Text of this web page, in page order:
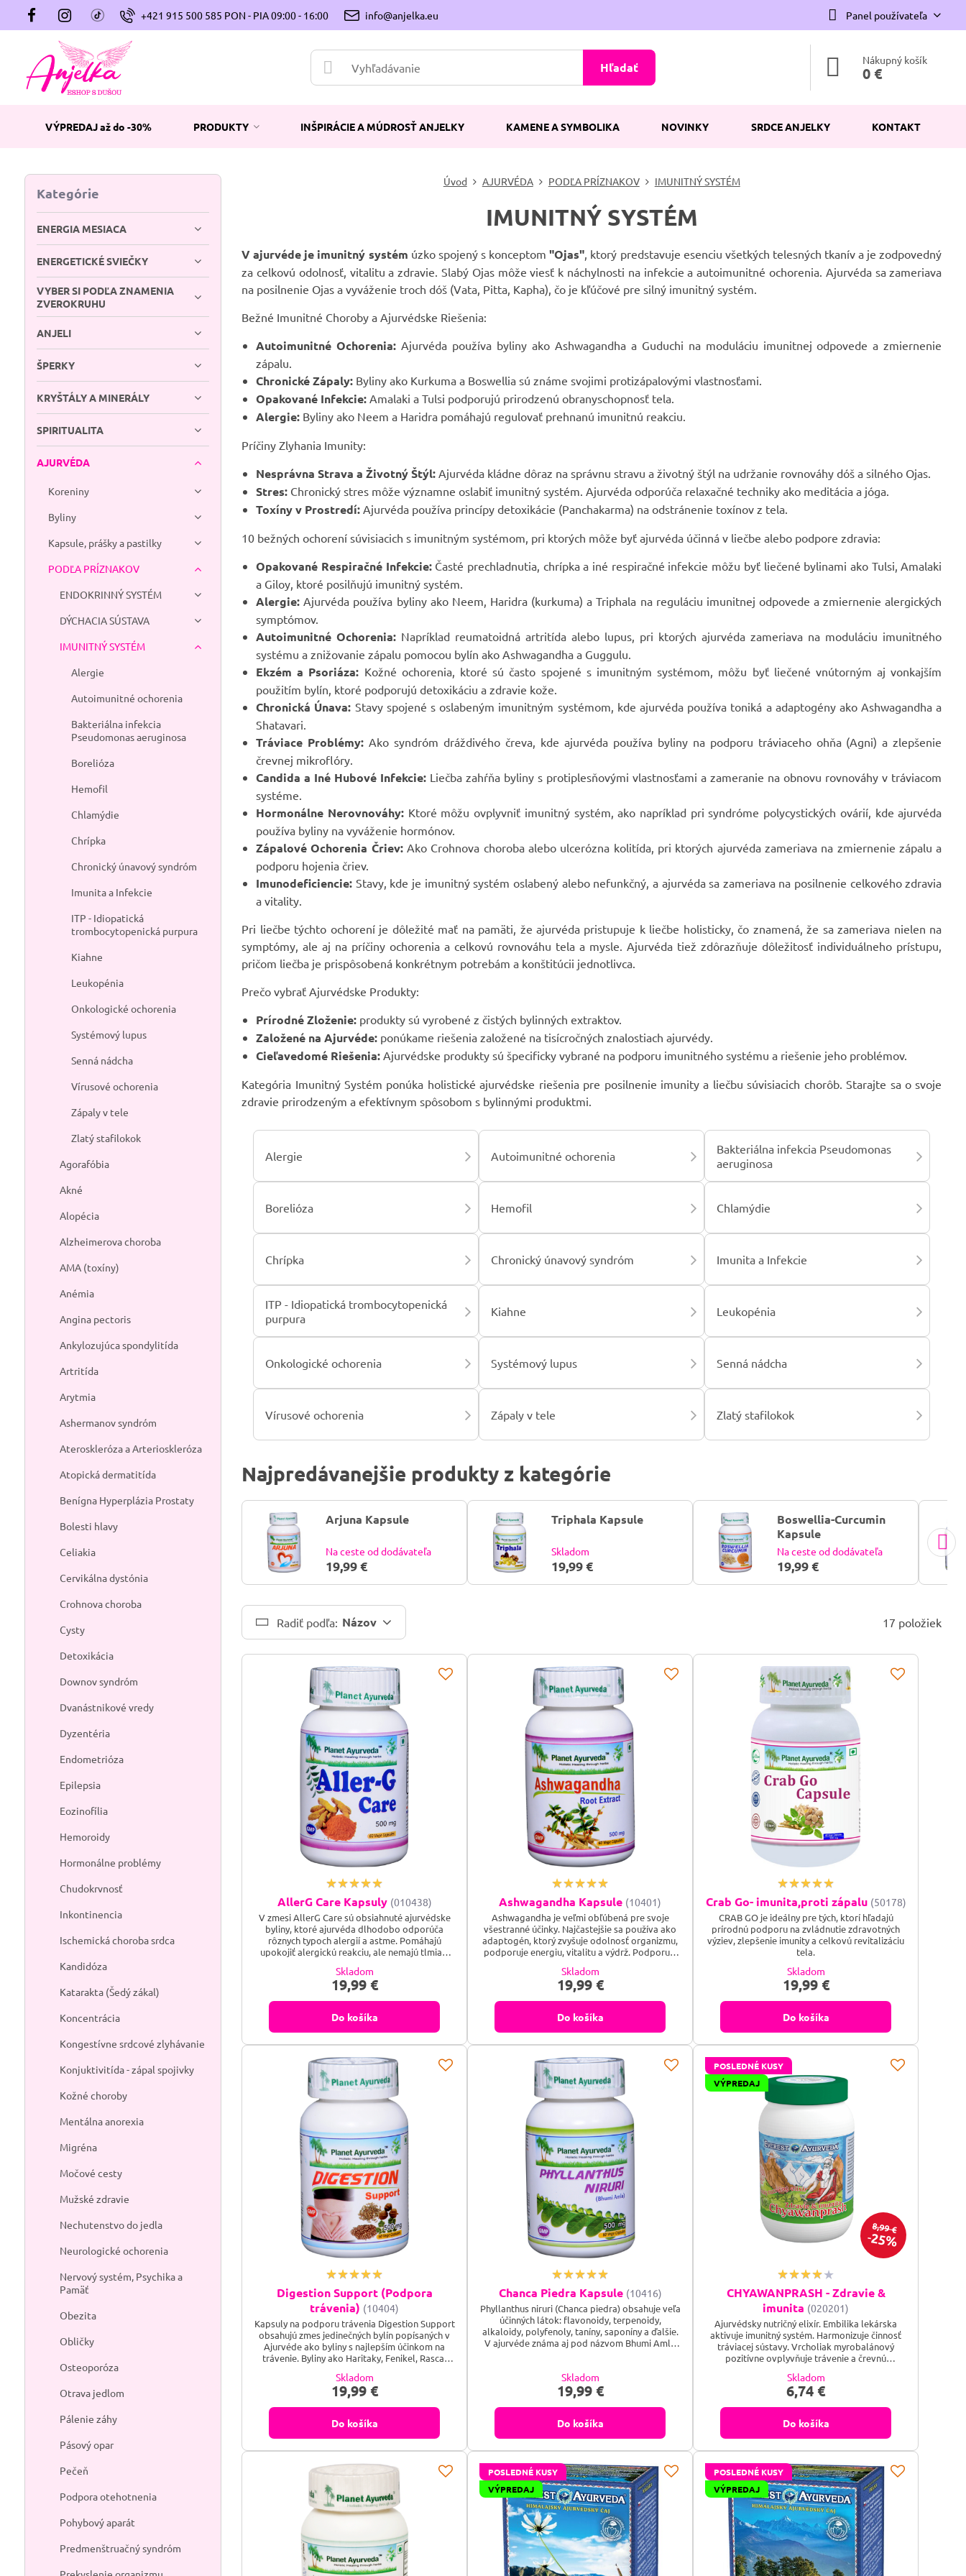
+421 915 500 585 PON - PIA 09:00 - 16:00 info@anjelka.eu Panel používateľa
Hľadať Nákupný košík
0 €
VÝPREDAJ až do -30% PRODUKTY INŠPIRÁCIE A MÚDROSŤ ANJELKY KAMENE A SYMBOLIKA NOVINKY SRDCE ANJELKY KONTAKT
Úvod AJURVÉDA PODĽA PRÍZNAKOV IMUNITNÝ SYSTÉM
IMUNITNÝ SYSTÉM
V ajurvéde je imunitný systém úzko spojený s konceptom"Ojas", ktorý predstavuje esenciu všetkých telesných tkanív a je zodpovedný
za celkovú odolnosť, vitalitu a zdravie. Slabý Ojas môže viesť k náchylnosti na infekcie a autoimunitné ochorenia. Ajurvéda sa zameriava
na posilnenie Ojas a vyváženie troch dóš (Vata, Pitta, Kapha), čo je kľúčové pre silný imunitný systém.
Bežné Imunitné Choroby a Ajurvédske Riešenia:
Autoimunitné Ochorenia: Ajurvéda používa byliny ako Ashwagandha a Guduchi na moduláciu imunitnej odpovede a zmiernenie
zápalu.
Chronické Zápaly: Byliny ako Kurkuma a Boswellia sú známe svojimi protizápalovými vlastnosťami.
Opakované Infekcie: Amalaki a Tulsi podporujú prirodzenú obranyschopnosť tela.
Alergie: Byliny ako Neem a Haridra pomáhajú regulovať prehnanú imunitnú reakciu.
Príčiny Zlyhania Imunity:
Nesprávna Strava a Životný Štýl: Ajurvéda kládne dôraz na správnu stravu a životný štýl na udržanie rovnováhy dóš a silného Ojas.
Stres: Chronický stres môže významne oslabiť imunitný systém. Ajurvéda odporúča relaxačné techniky ako meditácia a jóga.
Toxíny v Prostredí: Ajurvéda používa princípy detoxikácie (Panchakarma) na odstránenie toxínov z tela.
10 bežných ochorení súvisiacich s imunitným systémom, pri ktorých môže byť ajurvéda účinná v liečbe alebo podpore zdravia:
Opakované Respiračné Infekcie:Časté prechladnutia, chrípka a iné respiračné infekcie môžu byť liečené bylinami ako Tulsi, Amalaki
a Giloy, ktoré posilňujú imunitný systém.
Alergie: Ajurvéda používa byliny ako Neem, Haridra (kurkuma) a Triphala na reguláciu imunitnej odpovede a zmiernenie alergických
symptómov.
Autoimunitné Ochorenia: Napríklad reumatoidná artritída alebo lupus, pri ktorých ajurvéda zameriava na moduláciu imunitného
systému a znižovanie zápalu pomocou bylín ako Ashwagandha a Guggulu.
Ekzém a Psoriáza: Kožné ochorenia, ktoré sú často spojené s imunitným systémom, môžu byť liečené vnútorným aj vonkajším
použitím bylín, ktoré podporujú detoxikáciu a zdravie kože.
Chronická Únava: Stavy spojené s oslabeným imunitným systémom, kde ajurvéda používa toniká a adaptogény ako Ashwagandha a
Shatavari.
Tráviace Problémy: Ako syndróm dráždivého čreva, kde ajurvéda používa byliny na podporu tráviaceho ohňa (Agni) a zlepšenie
črevnej mikroflóry.
Candida a Iné Hubové Infekcie: Liečba zahŕňa byliny s protiplesňovými vlastnosťami a zameranie na obnovu rovnováhy v tráviacom
systéme.
Hormonálne Nerovnováhy:Ktoré môžu ovplyvniť imunitný systém, ako napríklad pri syndróme polycystických ovárií, kde ajurvéda
používa byliny na vyváženie hormónov.
Zápalové Ochorenia Čriev:Ako Crohnova choroba alebo ulcerózna kolitída, pri ktorých ajurvéda zameriava na zmiernenie zápalu a
podporu hojenia čriev.
Imunodeficiencie: Stavy, kde je imunitný systém oslabený alebo nefunkčný, a ajurvéda sa zameriava na posilnenie celkového zdravia
a vitality.
Pri liečbe týchto ochorení je dôležité mať na pamäti, že ajurvéda pristupuje k liečbe holisticky, čo znamená, že sa zameriava nielen na
symptómy, ale aj na príčiny ochorenia a celkovú rovnováhu tela a mysle. Ajurvéda tiež zdôrazňuje dôležitosť individuálneho prístupu,
pričom liečba je prispôsobená konkrétnym potrebám a konštitúcii jednotlivca.
Prečo vybrať Ajurvédske Produkty:
Prírodné Zloženie: produkty sú vyrobené z čistých bylinných extraktov.
Založené na Ajurvéde: ponúkame riešenia založené na tisícročných znalostiach ajurvédy.
Cieľavedomé Riešenia: Ajurvédske produkty sú špecificky vybrané na podporu imunitného systému a riešenie jeho problémov.
Kategória Imunitný Systém ponúka holistické ajurvédske riešenia pre posilnenie imunity a liečbu súvisiacich chorôb. Starajte sa o svoje
zdravie prirodzeným a efektívnym spôsobom s bylinnými produktmi.
Alergie Autoimunitné ochorenia
Bakteriálna infekcia Pseudomonas
aeruginosa
Borelióza Hemofil Chlamýdie
Chrípka Chronický únavový syndróm Imunita a Infekcie
ITP - Idiopatická trombocytopenická
purpura
Kiahne Leukopénia
Onkologické ochorenia Systémový lupus Senná nádcha
Vírusové ochorenia Zápaly v tele Zlatý stafilokok
Najpredávanejšie produkty z kategórie
Arjuna Kapsule
Na ceste od dodávateľa
19,99 €
Triphala Kapsule
Skladom
19,99 €
Boswellia-Curcumin
Kapsule
Na ceste od dodávateľa
19,99 €
Radiť podľa: Názov 17 položiek
AllerG Care Kapsuly (010438)
V zmesi AllerG Care sú obsiahnuté ajurvédske
byliny, ktoré ajurvéda dlhodobo odporúča
rôznych typoch alergií a astme. Pomáhajú
upokojiť alergickú reakciu, ale nemajú tlmiaci
opuch slizníc.
Skladom
19,99 €
Do košíka
Ashwagandha Kapsule (10401)
Ashwagandha je veľmi obľúbená pre svoje
všestranné účinky. Najčastejšie sa používa ako
adaptogén, ktorý zvyšuje odolnosť organizmu,
podporuje energiu, vitalitu a výdrž. Podporuje
vyčerpania. Má však aj relaxačné účinky a
podporuje dobrý spánok. Ashwagandha je
systéme považuje za prvotriedne prírodné
tonikum. Je...
Skladom
19,99 €
Do košíka
Crab Go- imunita,proti zápalu (50178)
CRAB GO je ideálny pre tých, ktorí hľadajú
prírodnú podporu na zvládnutie zdravotných
výziev, zlepšenie imunity a celkovú revitalizáciu
tela.
Skladom
19,99 €
Do košíka
Digestion Support (Podpora
trávenia) (10404)
Kapsuly na podporu trávenia Digestion Support
obsahujú zmes jedinečných bylín popísaných v
Ajurvéde ako byliny s najlepším účinkom na
trávenie. Byliny ako Haritaky, Fenikel, Rasca,
žalúdku a pomáhajú s trávením všetkých typov
jedla. Tieto byliny spolu synergicky pôsobia a
Skladom
19,99 €
Do košíka
Chanca Piedra Kapsule (10416)
Phyllanthus niruri (Chanca piedra) obsahuje veľa
účinných látok: flavonoidy, terpenoidy,
alkaloidy, polyfenoly, taníny, saponíny a ďalšie.
V ajurvéde známa aj pod názvom Bhumi Amla
podporuje funkciu močových ciest a vylučovaciu
funkciu obličiek. Taktiež má priaznivý vplyv na
celkovú obranyschopnosť a...
Skladom
19,99 €
Do košíka
8,99 €
25%
POSLEDNÉ KUSY
VÝPREDAJ
CHYAWANPRASH - Zdravie &
imunita (020201)
Ajurvédsky nutričný elixír. Embilika lekárska
aktivuje imunitný systém. Harmonizuje činnosť
tráviacej sústavy. Vrcholiak myrobalánový
pozitívne ovplyvňuje trávenie a črevnú
vyprázdňovaniu. Terminalia chebula
optimalizuje funkcie žalúdočno-črevného
flóry. Andrographis paniculata priaznivo pôsobí
na optimálnu...
Skladom
6,74 €
Do košíka
POSLEDNÉ KUSY
VÝPREDAJ
POSLEDNÉ KUSY
VÝPREDAJ
Kategórie
ENERGIA MESIACA
ENERGETICKÉ SVIEČKY
VYBER SI PODĽA ZNAMENIA
ZVEROKRUHU
ANJELI
ŠPERKY
KRYŠTÁLY A MINERÁLY
SPIRITUALITA
AJURVÉDA
Koreniny
Byliny
Kapsule, prášky a pastilky
PODĽA PRÍZNAKOV
ENDOKRINNÝ SYSTÉM
DÝCHACIA SÚSTAVA
IMUNITNÝ SYSTÉM
Alergie
Autoimunitné ochorenia
Bakteriálna infekcia
Pseudomonas aeruginosa
Borelióza
Hemofil
Chlamýdie
Chrípka
Chronický únavový syndróm
Imunita a Infekcie
ITP - Idiopatická
trombocytopenická purpura
Kiahne
Leukopénia
Onkologické ochorenia
Systémový lupus
Senná nádcha
Vírusové ochorenia
Zápaly v tele
Zlatý stafilokok
Agorafóbia
Akné
Alopécia
Alzheimerova choroba
AMA (toxíny)
Anémia
Angina pectoris
Ankylozujúca spondylitída
Artritída
Arytmia
Ashermanov syndróm
Ateroskleróza a Arterioskleróza
Atopická dermatitída
Benígna Hyperplázia Prostaty
Bolesti hlavy
Celiakia
Cervikálna dystónia
Crohnova choroba
Cysty
Detoxikácia
Downov syndróm
Dvanástnikové vredy
Dyzentéria
Endometrióza
Epilepsia
Eozinofília
Hemoroidy
Hormonálne problémy
Chudokrvnosť
Inkontinencia
Ischemická choroba srdca
Kandidóza
Katarakta (Šedý zákal)
Koncentrácia
Kongestívne srdcové zlyhávanie
Konjuktivitída - zápal spojivky
Kožné choroby
Mentálna anorexia
Migréna
Močové cesty
Mužské zdravie
Nechutenstvo do jedla
Neurologické ochorenia
Nervový systém, Psychika a
Pamäť
Obezita
Obličky
Osteoporóza
Otrava jedlom
Pálenie záhy
Pásový opar
Pečeň
Podpora otehotnenia
Pohybový aparát
Predmenštruačný syndróm